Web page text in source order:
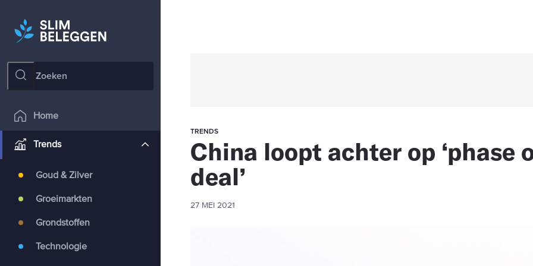
Home
Trends
Goud & Zilver
Groeimarkten
Grondstoffen
Technologie
TRENDS
China loopt achter op ‘phase
deal’
27 MEI 2021